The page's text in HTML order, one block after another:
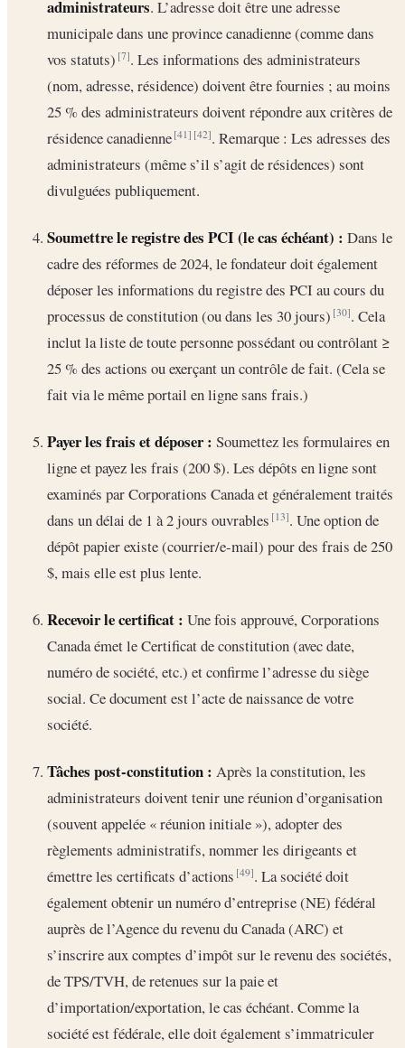
administrateurs. L’adresse doit être une adresse
municipale dans une province canadienne (comme dans
vos statuts)[7]. Les informations des administrateurs
(nom, adresse, résidence) doivent être fournies ; au moins
25 % des administrateurs doivent répondre aux critères de
résidence canadienne[41] [42]. Remarque : Les adresses des
administrateurs (même s’il s’agit de résidences) sont
divulguées publiquement.
Soumettre le registre des PCI (le cas échéant) : Dans le
cadre des réformes de 2024, le fondateur doit également
déposer les informations du registre des PCI au cours du
processus de constitution (ou dans les 30 jours)[30]. Cela
inclut la liste de toute personne possédant ou contrôlant ≥
25 % des actions ou exerçant un contrôle de fait. (Cela se
fait via le même portail en ligne sans frais.)
Payer les frais et déposer : Soumettez les formulaires en
ligne et payez les frais (200 $). Les dépôts en ligne sont
examinés par Corporations Canada et généralement traités
dans un délai de 1 à 2 jours ouvrables[13]. Une option de
dépôt papier existe (courrier/e-mail) pour des frais de 250
$, mais elle est plus lente.
Recevoir le certificat : Une fois approuvé, Corporations
Canada émet le Certificat de constitution (avec date,
numéro de société, etc.) et confirme l’adresse du siège
social. Ce document est l’acte de naissance de votre
société.
Tâches post-constitution : Après la constitution, les
administrateurs doivent tenir une réunion d’organisation
(souvent appelée « réunion initiale »), adopter des
règlements administratifs, nommer les dirigeants et
émettre les certificats d’actions[49]. La société doit
également obtenir un numéro d’entreprise (NE) fédéral
auprès de l’Agence du revenu du Canada (ARC) et
s’inscrire aux comptes d’impôt sur le revenu des sociétés,
de TPS/TVH, de retenues sur la paie et
d’importation/exportation, le cas échéant. Comme la
société est fédérale, elle doit également s’immatriculer